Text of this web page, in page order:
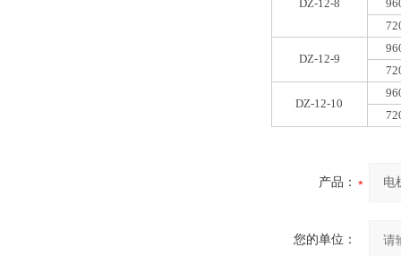
DZ-12-8
DZ-12-9
DZ-12-10
产品：
您的单位：